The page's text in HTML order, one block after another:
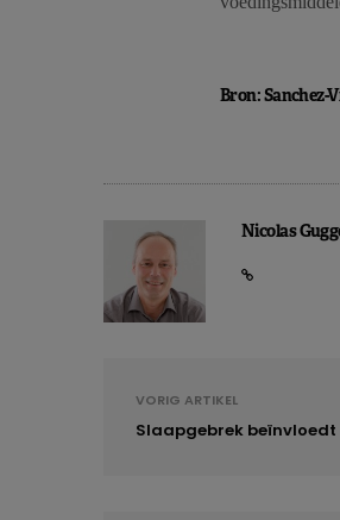
Bron: Sanchez-
Nicolas
VORIG ARTIKEL
Slaapgebrek